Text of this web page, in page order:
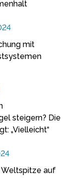
mit
steigern? Die
„Vielleicht“
Weltspitze auf